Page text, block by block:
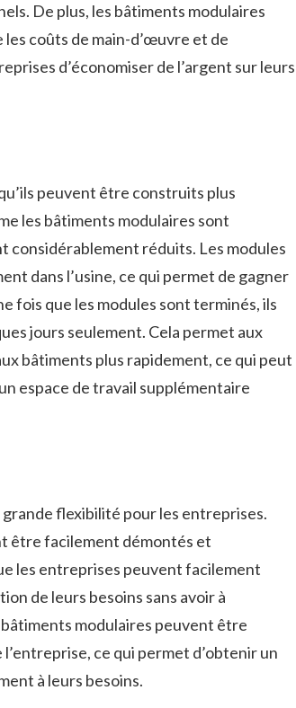
De plus, les bâtiments modulaires
coûts de main-d’œuvre et de
d’économiser de l’argent sur leurs
peuvent être construits plus
les bâtiments modulaires sont
considérablement réduits. Les modules
dans l’usine, ce qui permet de gagner
fois que les modules sont terminés, ils
jours seulement. Cela permet aux
bâtiments plus rapidement, ce qui peut
espace de travail supplémentaire
flexibilité pour les entreprises.
être facilement démontés et
les entreprises peuvent facilement
de leurs besoins sans avoir à
modulaires peuvent être
ce qui permet d’obtenir un
à leurs besoins.